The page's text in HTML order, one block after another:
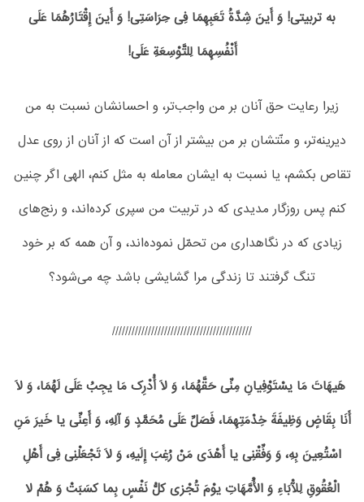
به تربیتی! وَ أَینَ شِدَّةُ تَعَبِهِمَا فِی حِرَاسَتِی! وَ أَینَ إِقْتَارُهُمَا عَلَی
أَنْفُسِهِمَا لِلتَّوْسِعَةِ عَلَی!
زیرا رعایت حق آنان بر من واجب‌تر، و احسانشان نسبت به من
دیرینه‌تر، و منّتشان بر من بیشتر از آن است که از آنان از روی عدل
تقاص بکشم، یا نسبت به ایشان معامله به مثل کنم، الهی اگر چنین
کنم پس روزگار مدیدی که در تربیت من سپری کرده‌اند، و رنج‌های
زیادی که در نگاهداری من تحمّل نموده‌اند، و آن همه که بر خود
تنگ گرفتند تا زندگی مرا گشایشی باشد چه می‌شود؟
///////////////////////////////////////////
هَیهَاتَ مَا یسْتَوْفِیانِ مِنِّی حَقَّهُمَا، وَ لَا أُدْرِک مَا یجِبُ عَلَی لَهُمَا، وَ لَا
أَنَا بِقَاضٍ وَظِیفَةَ خِدْمَتِهِمَا، فَصَلِّ عَلَی مُحَمَّدٍ وَ آلِهِ، وَ أَعِنِّی یا خَیرَ مَنِ
اسْتُعِینَ بِهِ، وَ وَفِّقْنِی یا أَهْدَی مَنْ رُغِبَ إِلَیهِ، وَ لَا تَجْعَلْنِی فِی أَهْلِ
الْعُقُوقِ لِلْآبَاءِ وَ الْأُمَّهَاتِ یوْمَ تُجْزی کلُّ نَفْسٍ بِما کسَبَتْ وَ هُمْ لا